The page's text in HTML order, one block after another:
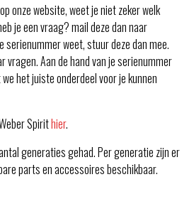
onze website, weet je niet zeker welk
je een vraag? mail deze dan naar
serienummer weet, stuur deze dan mee.
vragen. Aan de hand van je serienummer
het juiste onderdeel voor je kunnen
Spirithier.
generaties gehad. Per generatie zijn er
parts en accessoires beschikbaar.